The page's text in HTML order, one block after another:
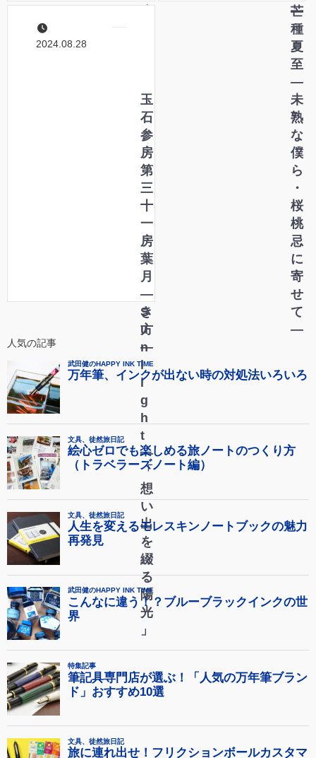
―
自
然
共
存
・
清
浄
な
理
想
の
生
き
方
―
芒
種
夏
至
―
未
熟
な
僕
ら
・
桜
桃
忌
に
寄
せ
て
―
2024.08.28
玉
石
参
房
第
三
十
一
房
葉
月
―
S
u
n
l
i
g
h
t
―
「
想
い
出
を
綴
る
陽
光
」
人気の記事